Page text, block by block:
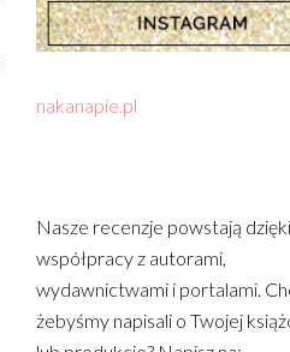
nakanapie.pl
Nasze recenzje powstają dzięki
współpracy z autorami,
wydawnictwami i portalami.
żebyśmy napisali o Twojej